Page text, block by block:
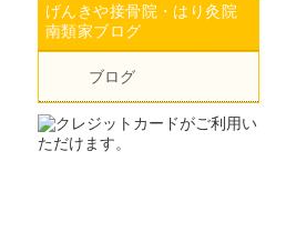
げんきや接骨院・はり灸院
南類家ブログ
ブログ